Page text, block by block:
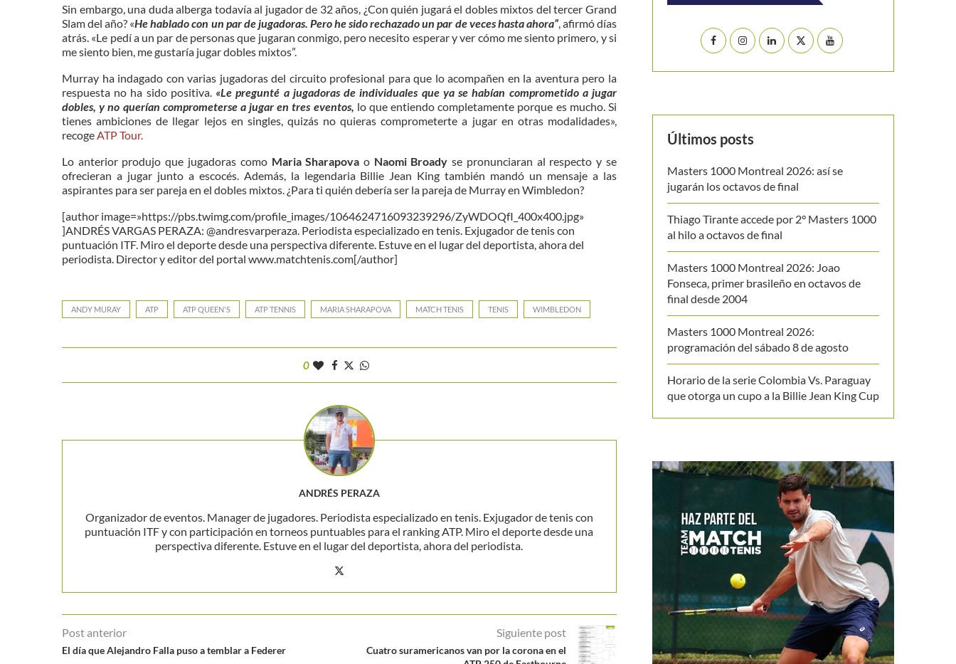
Sin embargo, una duda alberga todavía al jugador de 32 años, ¿Con quién jugará el dobles mixtos del tercer Grand
Slam del año? «He hablado con un par de jugadoras. Pero he sido rechazado un par de veces hasta ahora”, afirmó días
atrás. «Le pedí a un par de personas que jugaran conmigo, pero necesito esperar y ver cómo me siento primero, y si
me siento bien, me gustaría jugar dobles mixtos”.
Murray ha indagado con varias jugadoras del circuito profesional para que lo acompañen en la aventura pero la
respuesta no ha sido positiva. «Le pregunté a jugadoras de individuales que ya se habían comprometido a jugar
dobles, y no querían comprometerse a jugar en tres eventos, lo que entiendo completamente porque es mucho. Si
tienes ambiciones de llegar lejos en singles, quizás no quieras comprometerte a jugar en otras modalidades»,
recogeATP Tour.
Lo anterior produjo que jugadoras como Maria Sharapova o Naomi Broady se pronunciaran al respecto y se
ofrecieran a jugar junto a escocés. Además, la legendaria Billie Jean King también mandó un mensaje a las
aspirantes para ser pareja en el dobles mixtos. ¿Para ti quién debería ser la pareja de Murray en Wimbledon?
[author image=»https://pbs.twimg.com/profile_images/1064624716093239296/ZyWDOQfI_400x400.jpg»
]ANDRÉS VARGAS PERAZA: @andresvarperaza. Periodista especializado en tenis. Exjugador de tenis con
puntuación ITF. Miro el deporte desde una perspectiva diferente. Estuve en el lugar del deportista, ahora del
periodista. Director y editor del portal www.matchtenis.com[/author]
ANDY MURAY ATP ATP QUEEN'S ATP TENNIS MARIA SHARAPOVA MATCH TENIS TENIS WIMBLEDON
0
ANDRÉS PERAZA
Organizador de eventos. Manager de jugadores. Periodista especializado en tenis. Exjugador de tenis con
puntuación ITF y con participación en torneos puntuables para el ranking ATP. Miro el deporte desde una
perspectiva diferente. Estuve en el lugar del deportista, ahora del periodista.
Post anterior
El día que Alejandro Falla puso a temblar a Federer
Siguiente post
Cuatro suramericanos van por la corona en el
Últimos posts
Masters 1000 Montreal 2026: así se
jugarán los octavos de final
Thiago Tirante accede por 2° Masters 1000
al hilo a octavos de final
Masters 1000 Montreal 2026: Joao
Fonseca, primer brasileño en octavos de
final desde 2004
Masters 1000 Montreal 2026:
programación del sábado 8 de agosto
Horario de la serie Colombia Vs. Paraguay
que otorga un cupo a la Billie Jean King Cup